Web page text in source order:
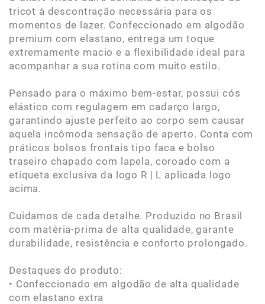
tricot à descontração necessária para os
momentos de lazer. Confeccionado em algodão
premium com elastano, entrega um toque
extremamente macio e a flexibilidade ideal para
acompanhar a sua rotina com muito estilo.
Pensado para o máximo bem-estar, possui cós
elástico com regulagem em cadarço largo,
garantindo ajuste perfeito ao corpo sem causar
aquela incômoda sensação de aperto. Conta com
práticos bolsos frontais tipo faca e bolso
traseiro chapado com lapela, coroado com a
etiqueta exclusiva da logo R | L aplicada logo
acima.
Cuidamos de cada detalhe. Produzido no Brasil
com matéria-prima de alta qualidade, garante
durabilidade, resistência e conforto prolongado.
Destaques do produto:
• Confeccionado em algodão de alta qualidade
com elastano extra